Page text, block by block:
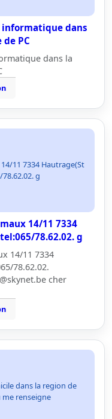
dans
PC
dans la
11 7334 Hautrage(St
g
14/11 7334
78.62.02. g
14/11 7334
78.62.02.
cher
dans la region de
renseigne